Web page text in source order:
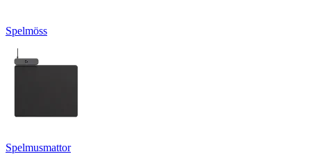
Spelmöss
Spelmusmattor